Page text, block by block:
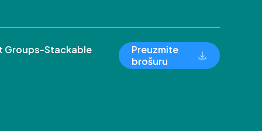
Groups-Stackable
Preuzmite
brošuru